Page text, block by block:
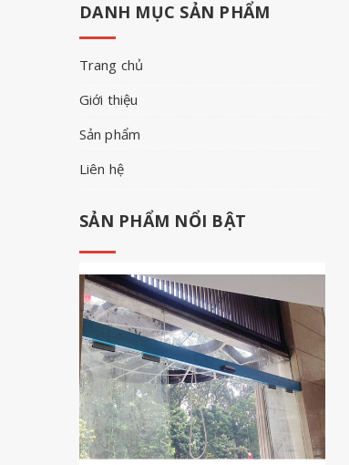
DANH MỤC SẢN PHẨM
Trang chủ
Giới thiệu
Sản phẩm
Liên hệ
SẢN PHẨM NỔI BẬT